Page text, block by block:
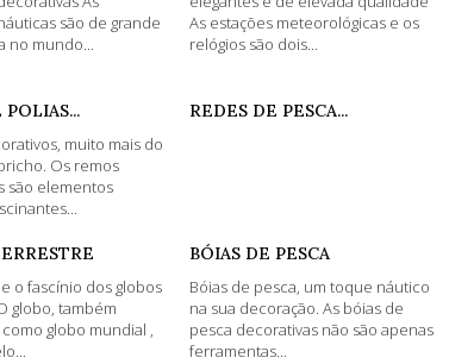
são de grande
no mundo...
As estações meteorológicas e os
relógios são dois...
muito mais do
Os remos
são elementos
REDES DE PESCA...
o fascínio dos globos
globo, também
globo mundial ,
BÓIAS DE PESCA
Bóias de pesca, um toque náutico
na sua decoração. As bóias de
pesca decorativas não são apenas
ferramentas...